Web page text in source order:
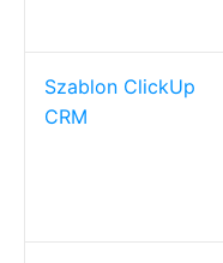
Szablon ClickUp
CRM